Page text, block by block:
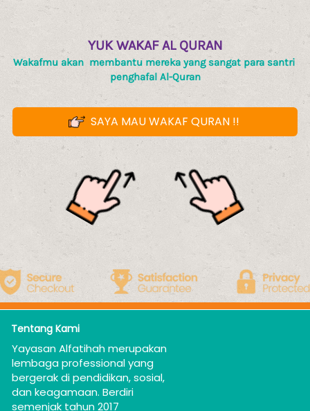
YUK WAKAF AL QURAN
Wakafmu akan  membantu mereka yang sangat para santri
penghafal Al-Quran
` SAYA MAU WAKAF QURAN !!
Tentang Kami
Yayasan Alfatihah merupakan
lembaga professional yang
bergerak di pendidikan, sosial,
dan keagamaan. Berdiri
semenjak tahun 2017